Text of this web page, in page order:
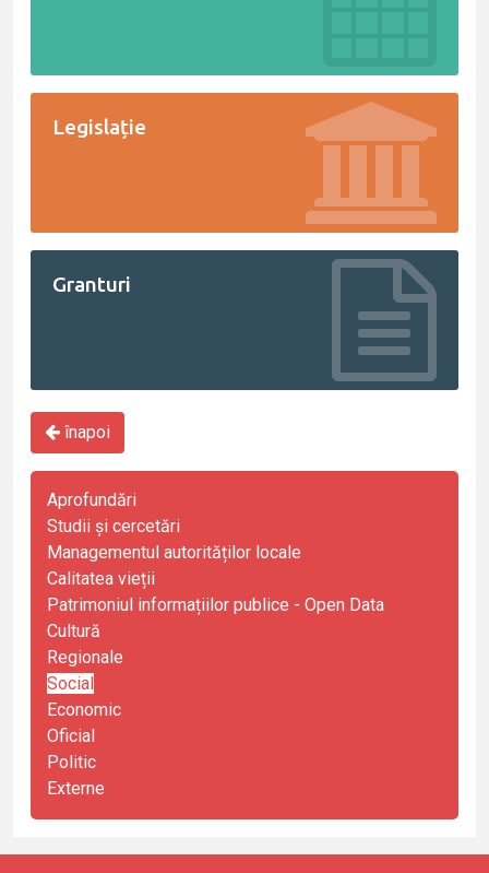
Legislație
Granturi
înapoi
Aprofundări
Studii și cercetări
Managementul autorităților locale
Calitatea vieții
Patrimoniul informațiilor publice - Open Data
Cultură
Regionale
Social
Economic
Oficial
Politic
Externe